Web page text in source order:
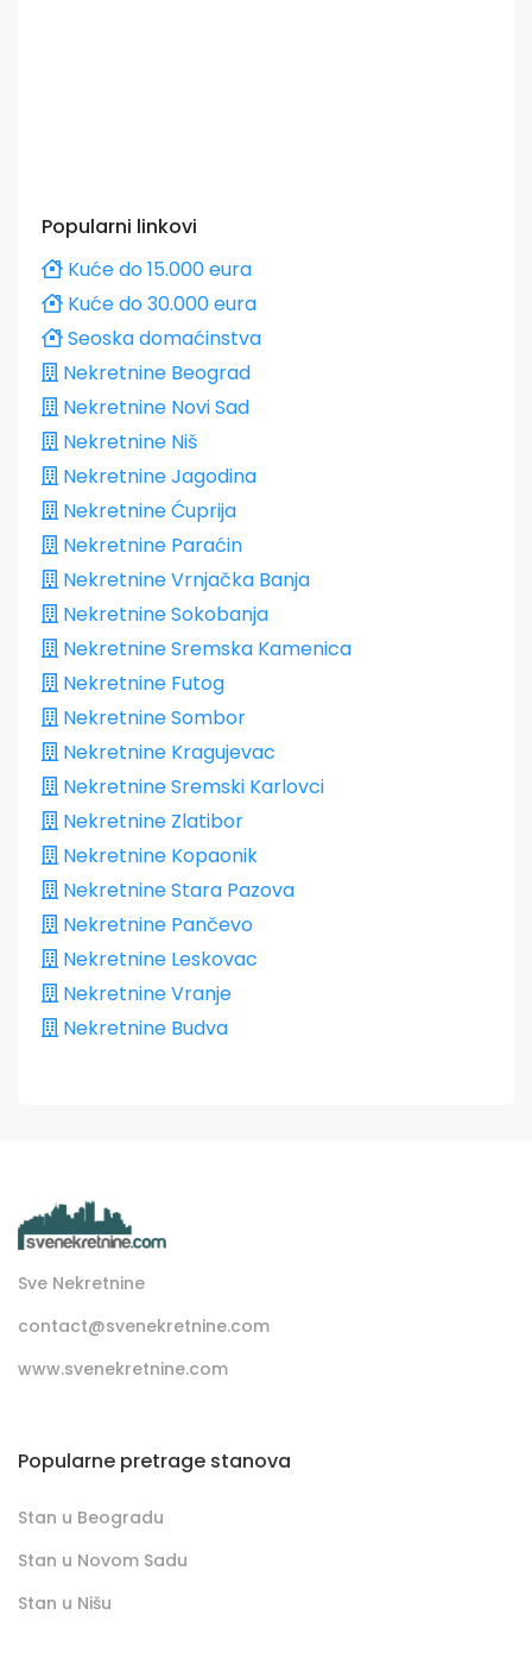
Popularni linkovi
Kuće do 15.000 eura
Kuće do 30.000 eura
Seoska domaćinstva
Nekretnine Beograd
Nekretnine Novi Sad
Nekretnine Niš
Nekretnine Jagodina
Nekretnine Ćuprija
Nekretnine Paraćin
Nekretnine Vrnjačka Banja
Nekretnine Sokobanja
Nekretnine Sremska Kamenica
Nekretnine Futog
Nekretnine Sombor
Nekretnine Kragujevac
Nekretnine Sremski Karlovci
Nekretnine Zlatibor
Nekretnine Kopaonik
Nekretnine Stara Pazova
Nekretnine Pančevo
Nekretnine Leskovac
Nekretnine Vranje
Nekretnine Budva
Sve Nekretnine
contact@svenekretnine.com
www.svenekretnine.com
Popularne pretrage stanova
Stan u Beogradu
Stan u Novom Sadu
Stan u Nišu